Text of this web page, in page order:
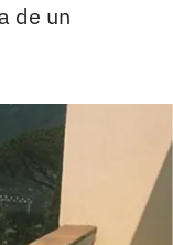
de un